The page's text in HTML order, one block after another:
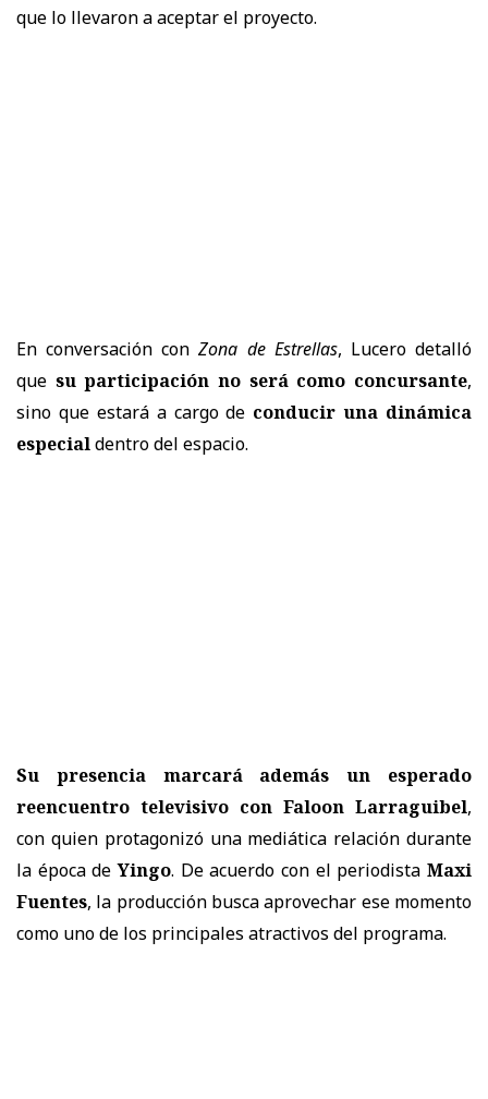
que lo llevaron a aceptar el proyecto.
En conversación conZona de Estrellas, Lucero detalló
que su participación no será como concursante,
sino que estará a cargo de conducir una dinámica
especialdentro del espacio.
Su presencia marcará además un esperado
reencuentro televisivo con Faloon Larraguibel,
con quien protagonizó una mediática relación durante
la época deYingo. De acuerdo con el periodista Maxi
Fuentes, la producción busca aprovechar ese momento
como uno de los principales atractivos del programa.